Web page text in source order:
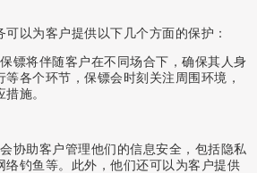
以为客户提供以下几个方面的保护：
镖将伴随客户在不同场合下，确保其人身
各个环节，保镖会时刻关注周围环境，
施。
协助客户管理他们的信息安全，包括隐私
络钓鱼等。此外，他们还可以为客户提供